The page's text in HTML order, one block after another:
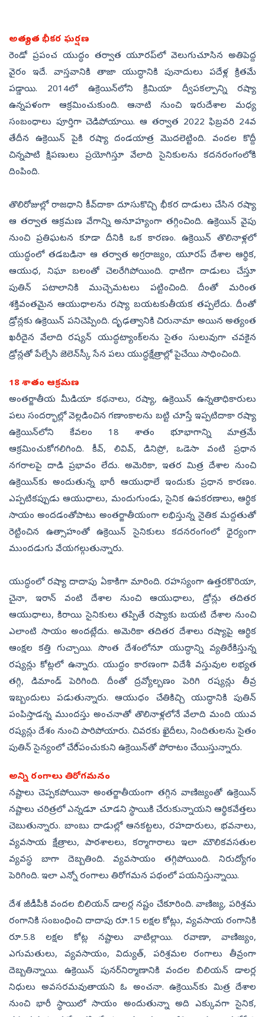
అత్యంత భీకర ఘర్షణ
రెండో ప్రపంచ యుద్ధం తర్వాత యూరప్‌లో వెలుగుచూసిన అతిపెద్ద
వైరం ఇదే. వాస్తవానికి తాజా యుద్ధానికి పునాదులు పదేళ్ల క్రితమే
పడ్డాయి. 2014లో ఉక్రెయిన్‌లోని క్రిమియా ద్వీపకల్పాన్ని రష్యా
ఉన్నపళంగా ఆక్రమించుకుంది. ఆనాటి నుంచి ఇరుదేశాల మధ్య
సంబంధాలు పూర్తిగా చెడిపోయాయి. ఆ తర్వాత 2022 ఫిబ్రవరి 24వ
తేదీన ఉక్రెయిన్‌ పైకి రష్యా దండయాత్ర మొదలెట్టింది. వందల కొద్దీ
చిన్నపాటి క్షిపణులు ప్రయోగిస్తూ వేలాది సైనికులను కదనరంగంలోకి
దింపింది.
తొలిరోజుల్లో రాజధాని కీవ్‌దాకా దూసుకొచ్చి భీకర దాడులు చేసిన రష్యా
ఆ తర్వాత ఆక్రమణ వేగాన్ని అనూహ్యంగా తగ్గించింది. ఉక్రెయిన్‌ వైపు
నుంచి ప్రతిఘటన కూడా దీనికి ఒక కారణం. ఉక్రెయిన్‌ తొలినాళ్లలో
యుద్ధంలో తడబడినా ఆ తర్వాత అగ్రరాజ్యం, యూరప్‌ దేశాల ఆర్థిక,
ఆయుధ, నిఘా బలంతో చెలరేగిపోయింది. ధాటిగా దాడులు చేస్తూ
పుతిన్‌ పటాలానికి ముచ్చెమటలు పట్టించింది. దీంతో మరింత
శక్తివంతమైన ఆయుధాలను రష్యా బయటకుతీయక తప్పలేదు. దీంతో
డ్రోన్లకు ఉక్రెయిన్‌ పనిచెప్పింది. దృఢత్వానికి చిరునామా అయిన అత్యంత
ఖరీదైన వేలాది రష్యన్‌ యుద్ధట్యాంక్‌లను సైతం సులువుగా చవకైన
డ్రోన్లతో పేల్చేసి జెలెన్‌స్కీ సేన పలు యుద్ధక్షేత్రాల్లో పైచేయి సాధించింది.
18 శాతం ఆక్రమణ
అంతర్జాతీయ మీడియా కథనాలు, రష్యా, ఉక్రెయిన్‌ ఉన్నతాధికారులు
పలు సందర్భాల్లో వెల్లడించిన గణాంకాలను బట్టి చూస్తే ఇప్పటిదాకా రష్యా
ఉక్రెయిన్‌లోని కేవలం 18 శాతం భూభాగాన్ని మాత్రమే
ఆక్రమించుకోగలిగింది. కీవ్, లివివ్, డినిప్రో, ఒడెసా వంటి ప్రధాన
నగరాలపై దాడి ప్రభావం లేదు. అమెరికా, ఇతర మిత్ర దేశాల నుంచి
ఉక్రెయిన్‌కు అందుతున్న భారీ ఆయుధాలే ఇందుకు ప్రధాన కారణం.
ఎప్పటికప్పుడు ఆయుధాలు, మందుగుండు, సైనిక ఉపకరణాలు, ఆర్థిక
సాయం అందడంతోపాటు అంతర్జాతీయంగా లభిస్తున్న నైతిక మద్దతుతో
రెట్టించిన ఉత్సాహంతో ఉక్రెయిన్‌ సైనికులు కదనరంగంలో ధైర్యంగా
ముందడుగు వేయగల్గుతున్నారు.
యుద్ధంలో రష్యా దాదాపు ఏకాకిగా మారింది. రహస్యంగా ఉత్తరకొరియా,
చైనా, ఇరాన్‌ వంటి దేశాల నుంచి ఆయుధాలు, డ్రోన్లు తదితర
ఆయుధాలు, కిరాయి సైనికులు తప్పితే రష్యాకు బయటి దేశాల నుంచి
ఎలాంటి సాయం అందట్లేదు. అమెరికా తదితర దేశాలు రష్యాపై ఆర్థిక
ఆంక్షల కత్తి గుచ్చాయి. సొంత దేశంలోనూ యుద్ధాన్ని వ్యతిరేకిస్తున్న
రష్యన్లు కోట్లలో ఉన్నారు. యుద్ధం కారణంగా విదేశీ వస్తువుల లభ్యత
తగ్గి, డిమాండ్‌ పెరిగింది. దీంతో ద్రవ్యోల్బణం పెరిగి రష్యన్లు తీవ్ర
ఇబ్బందులు పడుతున్నారు. ఆయుధం చేతికిచ్చి యుద్ధానికి పుతిన్‌
పంపిస్తాడన్న ముందస్తు అంచనాతో తొలినాళ్లలోనే వేలాది మంది యువ
రష్యన్లు దేశం నుంచి పారిపోయారు. చివరకు ఖైదీలు, నిందితులను సైతం
పుతిన్‌ సైన్యంలో చేరి్పంచుకుని ఉక్రెయిన్‌తో పోరాటం చేయిస్తున్నారు.
అన్ని రంగాలు తిరోగమనం
నష్టాలు చెప్పకపోయినా అంతర్జాతీయంగా తగ్గిన వాణిజ్యంతో ఉక్రెయిన్‌
నష్టాలు చరిత్రలో ఎన్నడూ చూడని స్థాయికి చేరుకున్నాయని ఆర్థికవేత్తలు
చెబుతున్నారు. బాంబు దాడుల్లో ఆనకట్టలు, రహదారులు, భవనాలు,
వ్యవసాయ క్షేత్రాలు, పాఠశాలలు, కర్మాగారాలు ఇలా మౌలికవసతుల
వ్యవస్థ బాగా దెబ్బతింది. వ్యవసాయం తగ్గిపోయింది. నిరుద్యోగం
పెరిగింది. ఇలా ఎన్నో రంగాలు తిరోగమన పథంలో పయనిస్తున్నాయి.
దేశ జీడీపీకి వందల బిలియన్‌ డాలర్ల నష్టం చేకూరింది. వాణిజ్య, పరిశ్రమ
రంగానికి సంబంధించి దాదాపు రూ.15 లక్షల కోట్లు, వ్యవసాయ రంగానికి
రూ.5.8 లక్షల కోట్ల నష్టాలు వాటిల్లాయి. రవాణా, వాణిజ్యం,
ఎగుమతులు, వ్యవసాయం, విద్యుత్, పరిశ్రమల రంగాలు తీవ్రంగా
దెబ్బతిన్నాయి. ఉక్రెయిన్‌ పునర్‌నిర్మాణానికి వందల బిలియన్‌ డాలర్ల
నిధులు అవసరమవుతాయని ఓ అంచనా. ఉక్రెయిన్‌కు మిత్ర దేశాల
నుంచి భారీ స్థాయిలో సాయం అందుతున్నా అది ఎక్కువగా సైనిక,